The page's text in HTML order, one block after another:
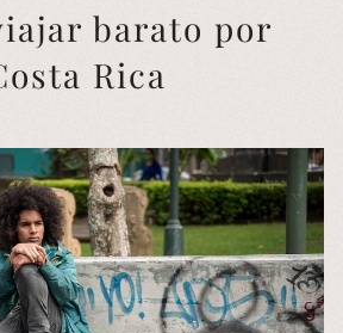
barato por
Rica